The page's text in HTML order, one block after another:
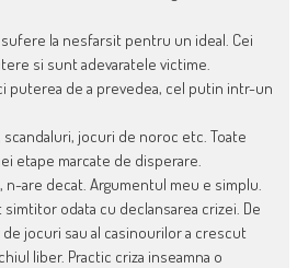
la nesfarsit pentru un ideal. Cei
si sunt adevaratele victime.
puterea de a prevedea, cel putin intr-un
jocuri de noroc etc. Toate
etape marcate de disperare.
n-are decat. Argumentul meu e simplu.
odata cu declansarea crizei. De
jocuri sau al casinourilor a crescut
liber. Practic criza inseamna o